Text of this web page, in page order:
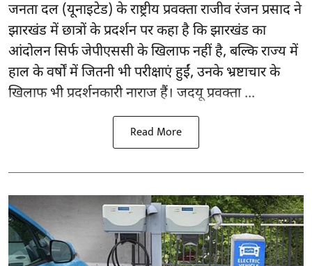
जनता दल (यूनाइटेड) के राष्ट्रीय प्रवक्ता राजीव रंजन प्रसाद ने
झारखंड में छात्रों के प्रदर्शन पर कहा है कि झारखंड का
आंदोलन सिर्फजेपीएससीके खिलाफ नहीं है, बल्कि राज्य में
हाल के वर्षों में जितनी भी परीक्षाएं हुईं, उनके भ्रष्टाचार के
खिलाफ भी प्रदर्शनकारी नाराज हैं। जदयू प्रवक्ता ...
Read More